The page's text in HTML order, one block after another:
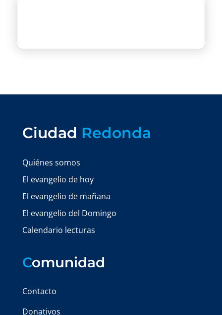
Ciudad Redonda
Quiénes somos
El evangelio de hoy
El evangelio de mañana
El evangelio del Domingo
Calendario lecturas
Comunidad
Contacto
Donativos